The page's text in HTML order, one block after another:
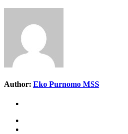
Author: Eko Purnomo MSS